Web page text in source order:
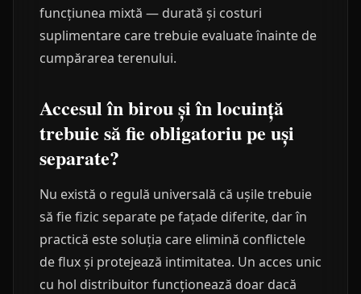
funcțiunea mixtă — durată și costuri
suplimentare care trebuie evaluate înainte de
cumpărarea terenului.
Accesul în birou și în locuință
trebuie să fie obligatoriu pe uși
separate?
Nu există o regulă universală că ușile trebuie
să fie fizic separate pe fațade diferite, dar în
practică este soluția care elimină conflictele
de flux și protejează intimitatea. Un acces unic
cu hol distribuitor funcționează doar dacă